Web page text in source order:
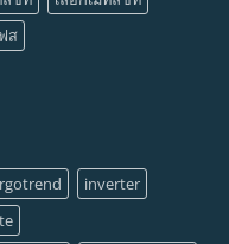
ส
inverter